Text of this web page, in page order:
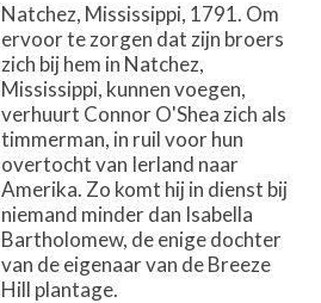
Natchez, Mississippi, 1791. Om
ervoor te zorgen dat zijn broers
zich bij hem in Natchez,
Mississippi, kunnen voegen,
verhuurt Connor O'Shea zich als
timmerman, in ruil voor hun
overtocht van Ierland naar
Amerika. Zo komt hij in dienst bij
niemand minder dan Isabella
Bartholomew, de enige dochter
van de eigenaar van de Breeze
Hill plantage.